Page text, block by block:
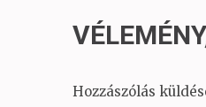
Hozzászólás